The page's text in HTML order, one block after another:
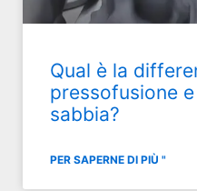
Qual è la
pressofusione
sabbia?
PER SAPERNE DI PIÙ "